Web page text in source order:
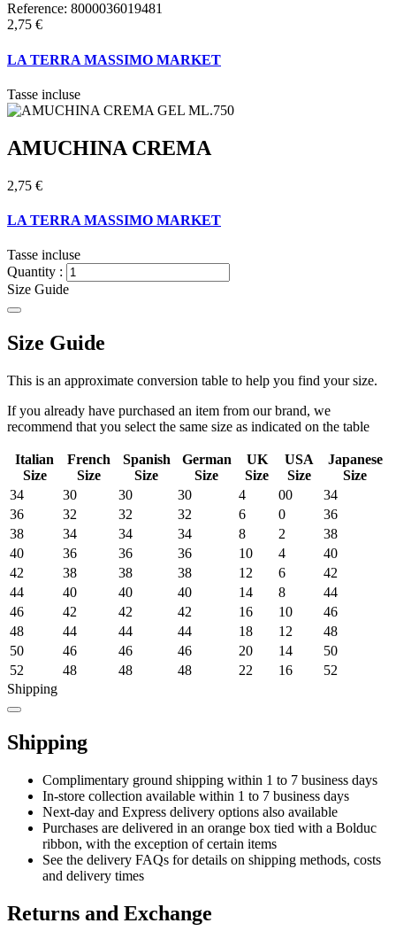
Reference: 8000036019481
2,75 €
LA TERRA MASSIMO MARKET
Tasse incluse
AMUCHINA CREMA
2,75 €
LA TERRA MASSIMO MARKET
Tasse incluse
Quantity :
Size Guide
Size Guide
This is an approximate conversion table to help you find your size.
If you already have purchased an item from our brand, we
recommend that you select the same size as indicated on the table
Italian
Size
French
Size
Spanish
Size
German
Size
UK
Size
USA
Size
Japanese
Size
34
30 30 30 4 00
34
36
32 32 32 6 0
36
38
34 34 34 8 2
38
40
36 36 36 10 4
40
42
38 38 38 12 6
42
44
40 40 40 14 8
44
46
42 42 42 16 10
46
48
44 44 44 18 12
48
50
46 46 46 20 14
50
52
48 48 48 22 16
52
Shipping
Shipping
Complimentary ground shipping within 1 to 7 business days
In-store collection available within 1 to 7 business days
Next-day and Express delivery options also available
Purchases are delivered in an orange box tied with a Bolduc
ribbon, with the exception of certain items
See the delivery FAQs for details on shipping methods, costs
and delivery times
Returns and Exchange